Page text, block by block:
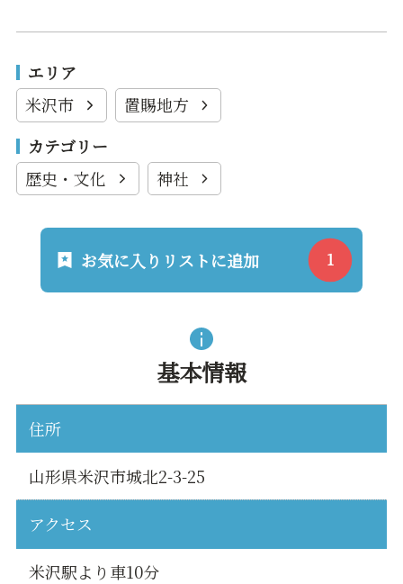
エリア
米沢市
置賜地方
カテゴリー
歴史・文化
神社
お気に入りリストに追加
基本情報
住所
山形県米沢市城北2-3-25
アクセス
米沢駅より車10分